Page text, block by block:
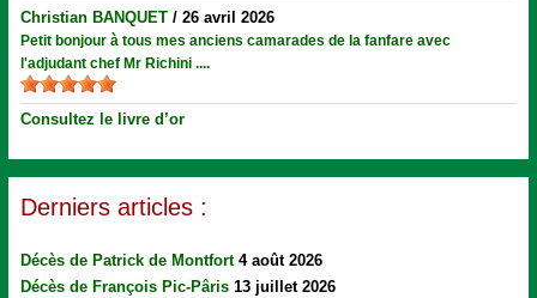
Christian BANQUET /26 avril 2026
Petit bonjour à tous mes anciens camarades de la fanfare avec
l'adjudant chef Mr Richini ....
Consultez le livre d’or
Derniers articles :
Décès de Patrick de Montfort 4 août 2026
Décès de François Pic-Pâris 13 juillet 2026